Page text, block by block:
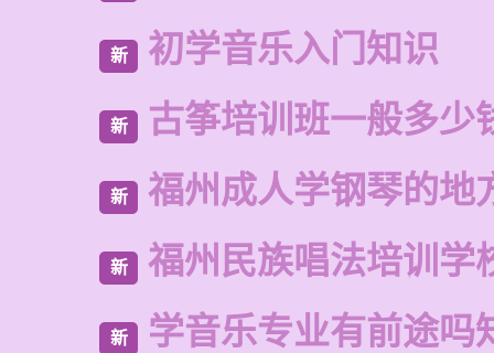
新 初学音乐入门知识
新 古筝培训班一般多少
新 福州成人学钢琴的地
新 福州民族唱法培训学
新 学音乐专业有前途吗